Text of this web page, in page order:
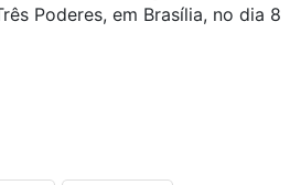
Poderes, em Brasília, no dia 8